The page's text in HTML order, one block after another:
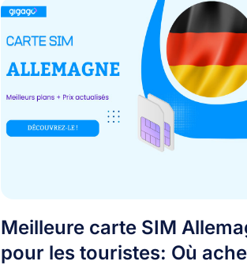
Meilleure carte SIM
pour les touristes: Où